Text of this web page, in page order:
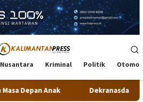
Nusantara Kriminal Politik
Dekranasda Tarakan Matangkan